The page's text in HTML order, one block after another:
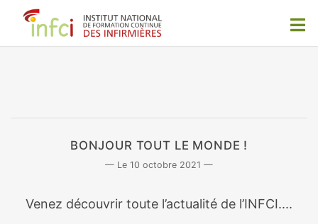
BONJOUR TOUT LE MONDE !
10 octobre 2021
Venez découvrir toute l’actualité de l’INFCI....